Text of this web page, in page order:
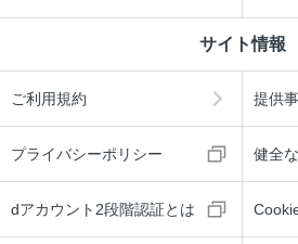
サイト情報
ご利用規約 提供
プライバシーポリシー 健全
dアカウント2段階認証とは